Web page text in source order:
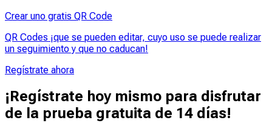
Crear uno gratis QR Code
QR Codes ¡que se pueden editar, cuyo uso se puede realizar
un seguimiento y que no caducan!
Regístrate ahora
¡Regístrate hoy mismo para disfrutar
de la prueba gratuita de 14 días!